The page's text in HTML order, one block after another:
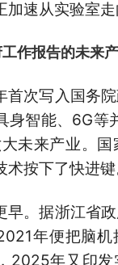
加速从实验室走
作报告的未来
首次写入国务院
身智能、6G等
未来产业。国
按下了快进键
早。据浙江省
年便把脑机
2025年又印发